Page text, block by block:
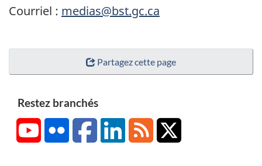
Courriel : medias@bst.gc.ca
Partagez cette page
Restez branchés
YouTubeFlickr FacebookLinkedInRSS